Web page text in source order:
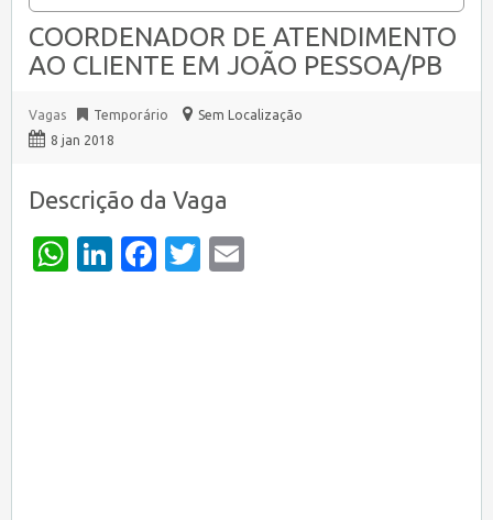
COORDENADOR DE ATENDIMENTO
AO CLIENTE EM JOÃO PESSOA/PB
Vagas Temporário
Sem Localização
8 jan 2018
Descrição da Vaga
WhatsApp
LinkedIn
Facebook
Twitter